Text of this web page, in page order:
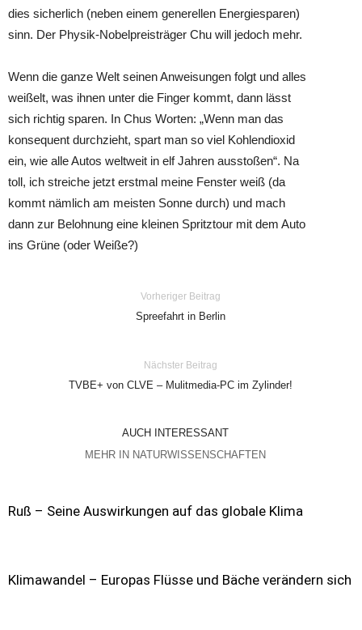
dies sicherlich (neben einem generellen Energiesparen)
sinn. Der Physik-Nobelpreisträger Chu will jedoch mehr.
Wenn die ganze Welt seinen Anweisungen folgt und alles
weißelt, was ihnen unter die Finger kommt, dann lässt
sich richtig sparen. In Chus Worten: „Wenn man das
konsequent durchzieht, spart man so viel Kohlendioxid
ein, wie alle Autos weltweit in elf Jahren ausstoßen“. Na
toll, ich streiche jetzt erstmal meine Fenster weiß (da
kommt nämlich am meisten Sonne durch) und mach
dann zur Belohnung eine kleinen Spritztour mit dem Auto
ins Grüne (oder Weiße?)
Vorheriger Beitrag
Spreefahrt in Berlin
Nächster Beitrag
TVBE+ von CLVE – Mulitmedia-PC im Zylinder!
AUCH INTERESSANT
MEHR IN NATURWISSENSCHAFTEN
Ruß – Seine Auswirkungen auf das globale Klima
Klimawandel – Europas Flüsse und Bäche verändern sich